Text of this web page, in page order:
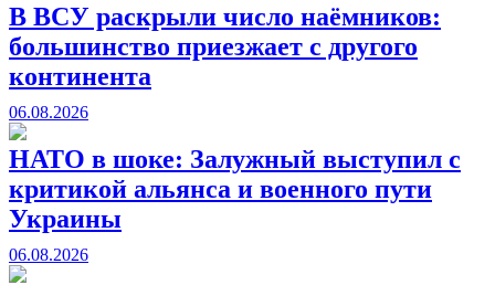
В ВСУ раскрыли число наёмников:
большинство приезжает с другого
континента
06.08.2026
НАТО в шоке: Залужный выступил с
критикой альянса и военного пути
Украины
06.08.2026